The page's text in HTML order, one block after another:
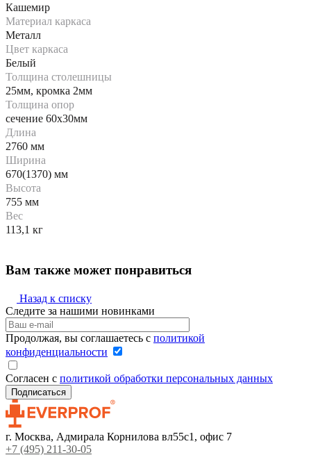
Кашемир
Материал каркаса
Металл
Цвет каркаса
Белый
Толщина столешницы
25мм, кромка 2мм
Толщина опор
сечение 60х30мм
Длина
2760 мм
Ширина
670(1370) мм
Высота
755 мм
Вес
113,1 кг
Вам также может понравиться
Назад к списку
Следите за нашими новинками
Продолжая, вы соглашаетесь с политикой
конфиденциальности
Согласен с политикой обработки персональных данных
г. Москва, Адмирала Корнилова вл55с1, офис 7
+7 (495) 211-30-05